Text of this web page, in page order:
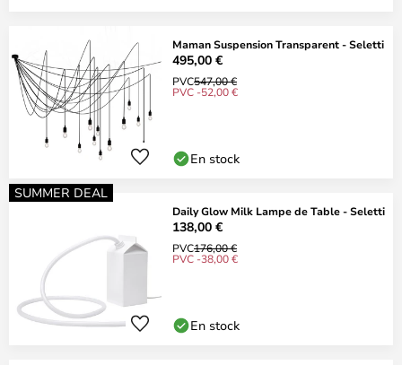
Maman Suspension Transparent - Seletti
495,00 €
PVC547,00 €
PVC -52,00 €
En stock
SUMMER DEAL
Daily Glow Milk Lampe de Table - Seletti
138,00 €
PVC176,00 €
PVC -38,00 €
En stock